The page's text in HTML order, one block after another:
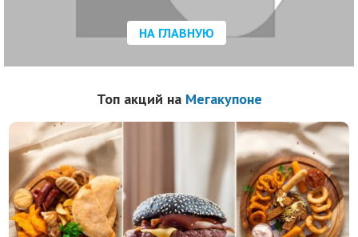
НА ГЛАВНУЮ
Топ акций на Мегакупоне